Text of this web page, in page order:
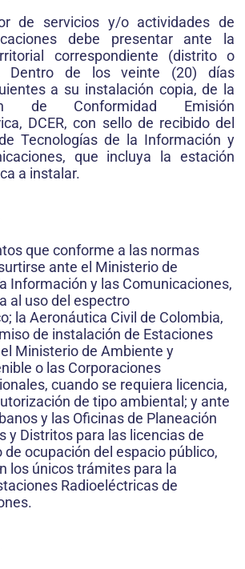
de servicios y/o actividades de
debe presentar ante la
correspondiente (distrito o
Dentro de los veinte (20) días
a su instalación copia, de la
de Conformidad Emisión
DCER, con sello de recibido del
Tecnologías de la Información y
que incluya la estación
a instalar.
que conforme a las normas
ante el Ministerio de
Información y las Comunicaciones,
al uso del espectro
la Aeronáutica Civil de Colombia,
de instalación de Estaciones
Ministerio de Ambiente y
o las Corporaciones
cuando se requiera licencia,
de tipo ambiental; y ante
y las Oficinas de Planeación
y Distritos para las licencias de
ocupación del espacio público,
los únicos trámites para la
Radioeléctricas de